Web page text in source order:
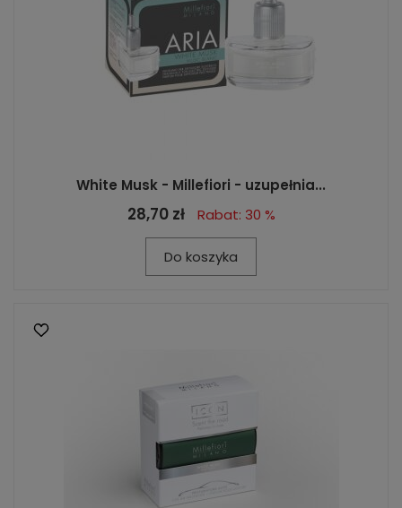
White Musk - Millefiori - uzupełnia...
28,70 zł Rabat: 30 %
Do koszyka